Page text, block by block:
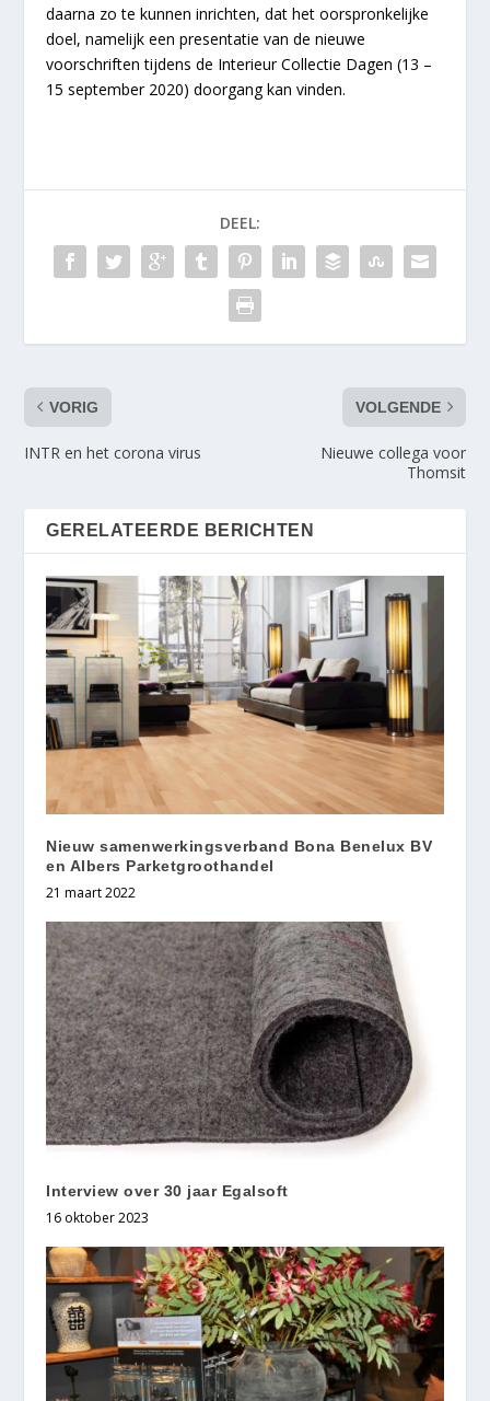
daarna zo te kunnen inrichten, dat het oorspronkelijke
doel, namelijk een presentatie van de nieuwe
voorschriften tijdens de Interieur Collectie Dagen (13 –
15 september 2020) doorgang kan vinden.
DEEL:
VORIG
INTR en het corona virus
VOLGENDE
Nieuwe collega voor
Thomsit
GERELATEERDE BERICHTEN
Nieuw samenwerkingsverband Bona Benelux BV
en Albers Parketgroothandel
21 maart 2022
Interview over 30 jaar Egalsoft
16 oktober 2023